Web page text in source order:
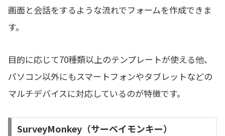
画面と会話をするような流れでフォームを作成できま
す。
目的に応じて70種類以上のテンプレートが使える他、
パソコン以外にもスマートフォンやタブレットなどの
マルチデバイスに対応しているのが特徴です。
SurveyMonkey（サーベイモンキー）